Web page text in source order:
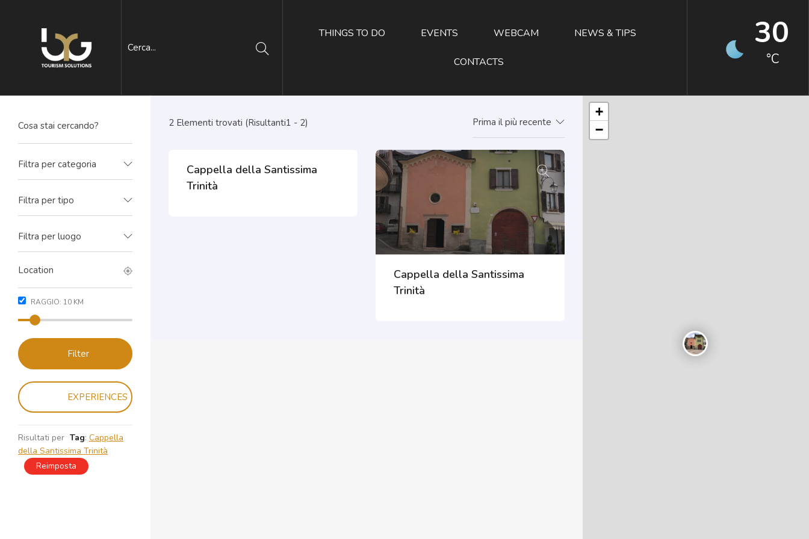
THINGS TO DO EVENTS WEBCAM NEWS & TIPS
CONTACTS
30
°C
Filtra per categoria
Filtra per tipo
Filtra per luogo
RAGGIO: 10 KM
Filter
EXPERIENCES
Risultati per Tag: Cappella
della Santissima Trinità
Reimposta
2 Elementi trovati (Risultanti1 - 2) Prima il più recente
Cappella della Santissima
Trinità
Cappella della Santissima
Trinità
+
−